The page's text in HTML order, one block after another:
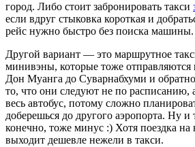
город. Либо стоит забронировать такси
если вдруг стыковка короткая и
рейс нужно быстро без поиска машины.
Другой вариант — это маршрутное
минивэны, которые тоже
Дон Муанга до Суварнабхуми и
то, что они следуют не по расписанию,
весь автобус, потому сложно
доберешься до другого аэропорта. Ну
конечно, тоже минус :) Хотя поездка
выходит дешевле нежели в такси.